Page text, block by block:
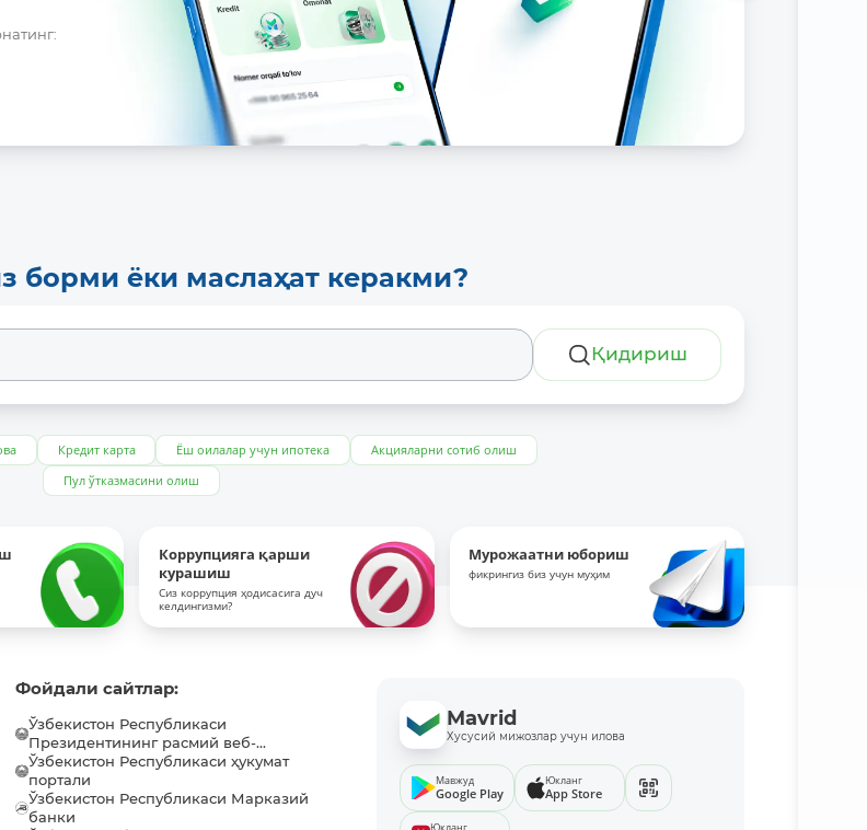
борми ёки маслаҳат керакми?
Қидириш
Кредит карта Ёш оилалар учун ипотека
Акцияларни сотиб олиш
Пул ўтказмасини олиш
Коррупцияга қарши
курашиш
Сиз коррупция ҳодисасига дуч
келдингизми?
Мурожаатни юбориш
фикрингиз биз учун муҳим
Фойдали сайтлар:
Ўзбекистон Республикаси
Президентининг расмий веб-...
Ўзбекистон Республикаси ҳукумат
портали
Ўзбекистон Республикаси Марказий
банки
Mavrid
Хусусий мижозлар учун илова
Мавжуд
Google Play
Юкланг
App Store